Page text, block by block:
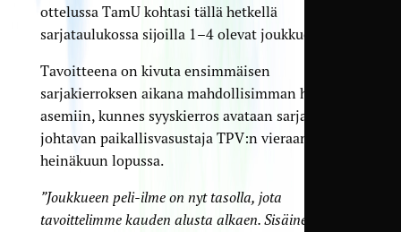
ottelussa TamU kohtasi tällä hetkellä
sarjataulukossa sijoilla 1–4 olevat joukkueet.
Tavoitteena on kivuta ensimmäisen
sarjakierroksen aikana mahdollisimman hyviin
asemiin, kunnes syyskierros avataan sarjaa
johtavan paikallisvasustaja TPV:n vieraana
heinäkuun lopussa.
”Joukkueen peli-ilme on nyt tasolla, jota
tavoittelimme kauden alusta alkaen. Sisäinen